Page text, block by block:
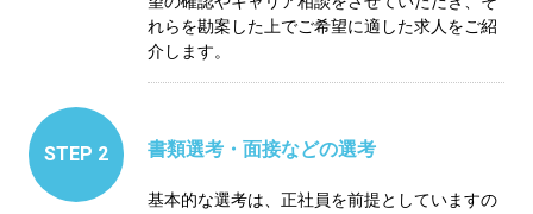
れらを勘案した上でご希望に適した求人をご紹
介します。
STEP 2 書類選考・面接などの選考
基本的な選考は、正社員を前提としていますの